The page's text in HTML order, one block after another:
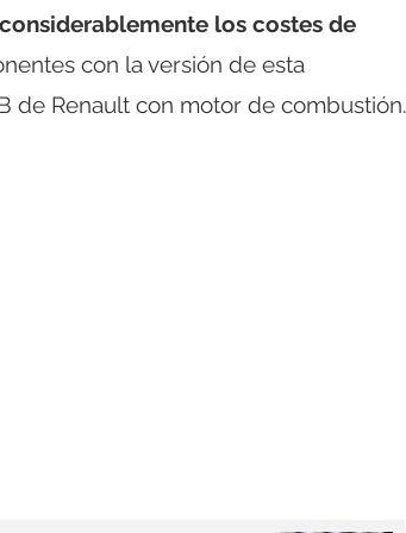
los costes de
con la versión de esta
de Renault con motor de combustión.